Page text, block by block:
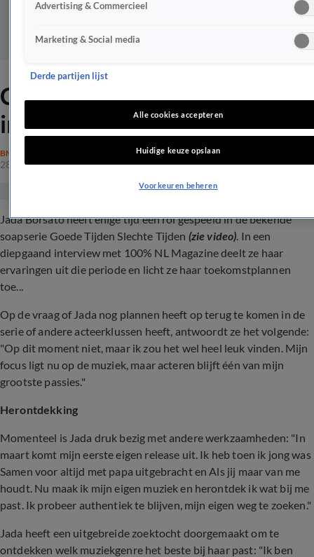
Comeback voor Jada Borsato
in GTST?!
BN'ERS
28 mrt 2024, 12:35
Jada Borsato heeft enige tijd een rol gespeeld in de bekende
soapserie Goede Tijden Slechte Tijden (zie video). In een
diepgaand interview met 100% NL Magazine deelt ze haar
ervaringen uit die periode en licht ze haar toekomstplannen
toe...
Op de vraag of Jada nog plannen heeft op terug te komen in de
serie of andere acteerklussen heeft, antwoordt ze het volgende:
"Op dit moment niet, maar ik zou het wel heel leuk vinden. Mijn
focus ligt nu op de muziek, maar acteren blijft één van mijn
grootste passies."
Herontdekking
Momenteel is Jada druk bezig met andere werkzaamheden: "In
maart komt mijn eerste eigen release uit. Ik heb toen ik jong was
Samen voor altijd met papa uitgebracht en Als jij maar van me
houdt. Nu maak ik mijn eigen muziek en herontdek ik wat bij me
past. Ik probeer authentiek te blijven, mijn eigen weg te zoeken."
Jada heeft een uitgebreide zoektocht doorgemaakt om te
ontdekken welk muziekgenre het beste bij haar past: "Ik ben
Advertising & Commercieel
Marketing & Social media
Derde partijen lijst
Alle cookies accepteren
Huidige keuze opslaan
Voorkeuren beheren